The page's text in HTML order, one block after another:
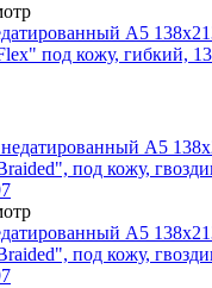
А5
под кожу, гибкий,
А5
под кожу,